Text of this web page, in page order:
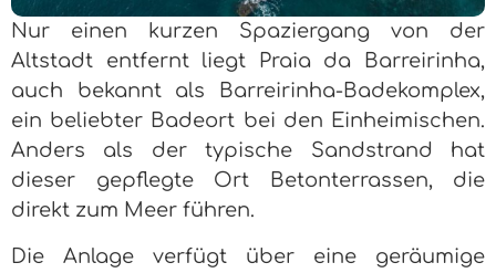
Nur einen kurzen Spaziergang von der
Altstadt entfernt liegt Praia da Barreirinha,
auch bekannt als Barreirinha-Badekomplex,
ein beliebter Badeort bei den Einheimischen.
Anders als der typische Sandstrand hat
dieser gepflegte Ort Betonterrassen, die
direkt zum Meer führen.
Die Anlage verfügt über eine geräumige